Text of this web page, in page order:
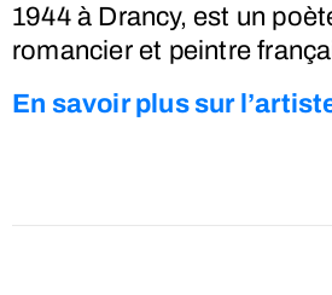
1944à Drancy, est un
romancier et peintre
En savoir plus sur